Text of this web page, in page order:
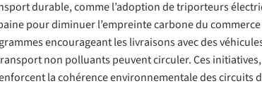
durable, comme l’adoption de triporteurs
pour diminuer l’empreinte carbone du
encourageant les livraisons avec des
non polluants peuvent circuler. Ces
la cohérence environnementale des circuits